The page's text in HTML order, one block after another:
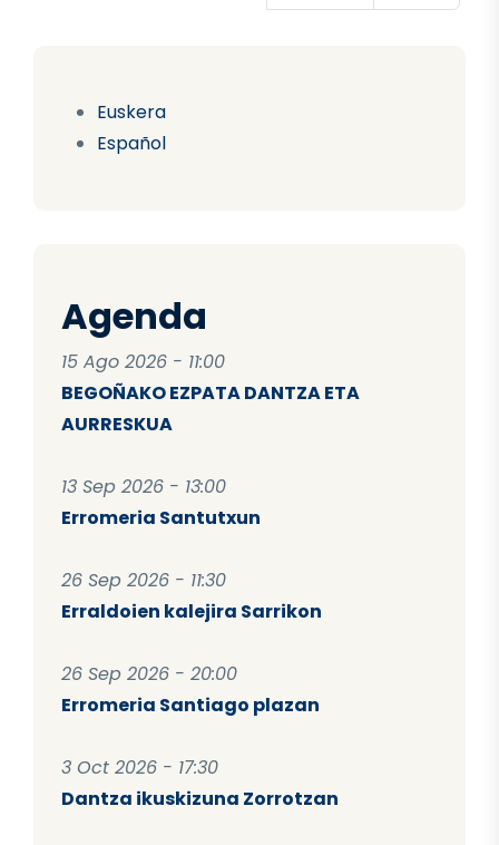
Euskera
Español
Agenda
15 Ago 2026 - 11:00
BEGOÑAKO EZPATA DANTZA ETA
AURRESKUA
13 Sep 2026 - 13:00
Erromeria Santutxun
26 Sep 2026 - 11:30
Erraldoien kalejira Sarrikon
26 Sep 2026 - 20:00
Erromeria Santiago plazan
3 Oct 2026 - 17:30
Dantza ikuskizuna Zorrotzan